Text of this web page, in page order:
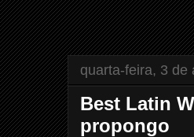
quarta-feira, 3 de
Best Latin
propongo